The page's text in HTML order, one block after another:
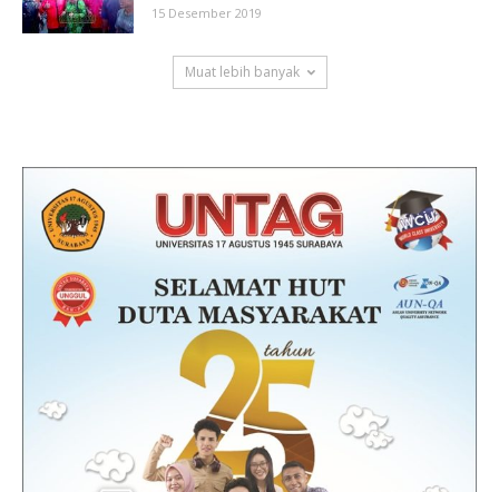
15 Desember 2019
Muat lebih banyak